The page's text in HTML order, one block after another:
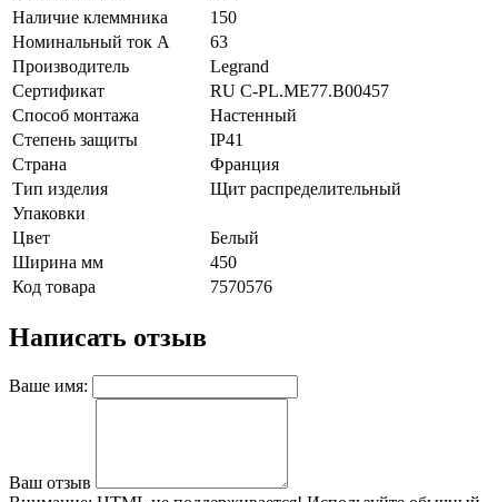
Наличие клеммника
150
Номинальный ток А
63
Производитель
Legrand
Сертификат
RU C-PL.ME77.B00457
Способ монтажа
Настенный
Степень защиты
IP41
Страна
Франция
Тип изделия
Щит распределительный
Упаковки
Цвет
Белый
Ширина мм
450
Код товара
7570576
Написать отзыв
Ваше имя:
Ваш отзыв